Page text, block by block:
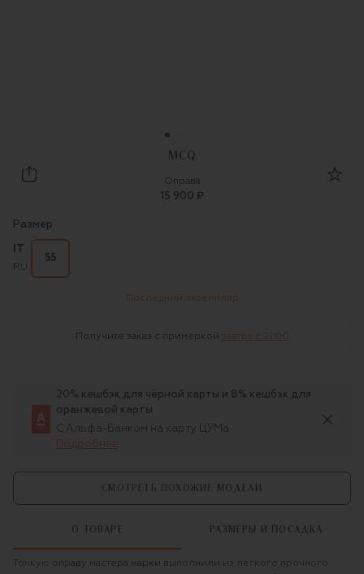
MCQ
MCQ
Оправа
15 900 ₽
Размер
RU
55
Последний экземпляр
Получите заказ с примеркой завтра c 21:00
20% кешбэк для чёрной карты и 8% кешбэк для
оранжевой карты
С Альфа-Банком на карту ЦУМа
Подробнее
СМОТРЕТЬ ПОХОЖИЕ МОДЕЛИ
О ТОВАРЕ РАЗМЕРЫ И ПОСАДКА
Тонкую оправу мастера марки выполнили из легкого прочного